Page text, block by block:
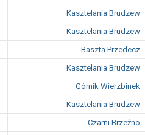
Kasztelania Brudzew
Kasztelania Brudzew
Baszta Przedecz
Kasztelania Brudzew
Górnik Wierzbinek
Kasztelania Brudzew
Czarni Brzeźno